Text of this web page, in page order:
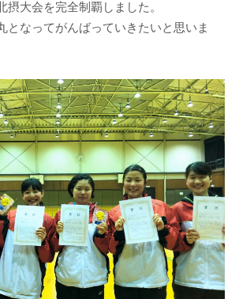
摂大会を完全制覇しました。
となってがんばっていきたいと思いま